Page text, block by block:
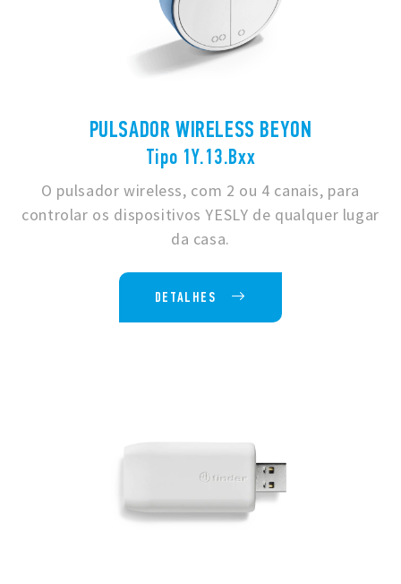
PULSADOR WIRELESS BEYON
Tipo 1Y.13.Bxx
O pulsador wireless, com 2 ou 4 canais, para
controlar os dispositivos YESLY de qualquer lugar
da casa.
DETALHES